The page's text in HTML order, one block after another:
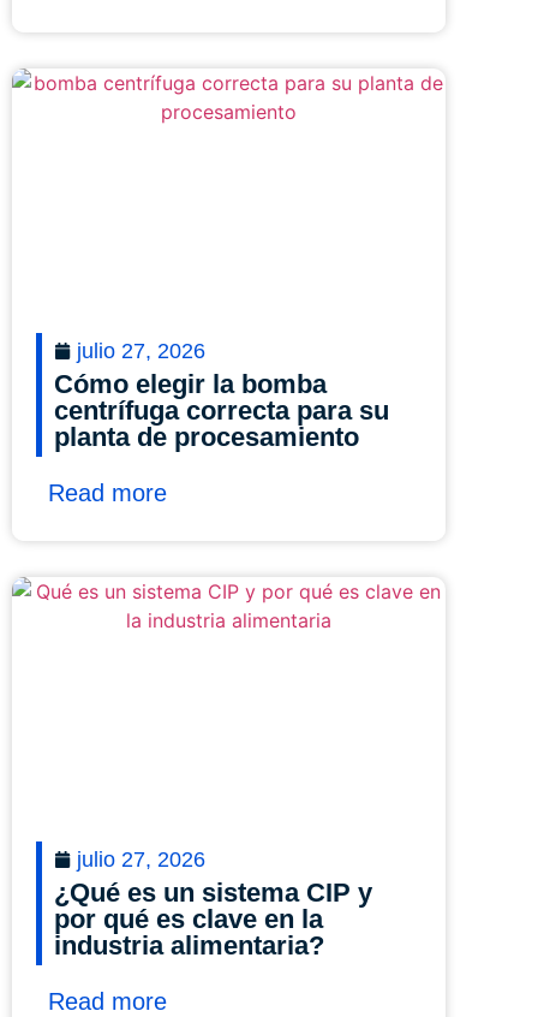
julio 27, 2026
Cómo elegir la bomba
centrífuga correcta para su
planta de procesamiento
Read more
julio 27, 2026
¿Qué es un sistema CIP y
por qué es clave en la
industria alimentaria?
Read more